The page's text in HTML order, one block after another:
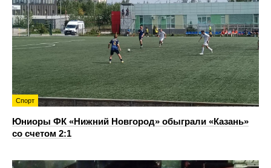
Спорт
Юниоры ФК «Нижний Новгород» обыграли «Казань»
со счетом 2:1